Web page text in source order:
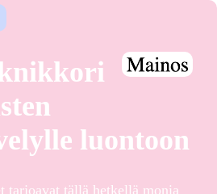
luontoon
tarjoavat tällä hetkellä monia